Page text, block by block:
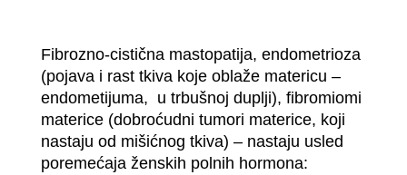
Fibrozno-cistična mastopatija, endometrioza
(pojava i rast tkiva koje oblaže matericu –
endometijuma, u trbušnoj duplji), fibromiomi
materice (dobroćudni tumori materice, koji
nastaju od mišićnog tkiva) – nastaju usled
poremećaja ženskih polnih hormona: